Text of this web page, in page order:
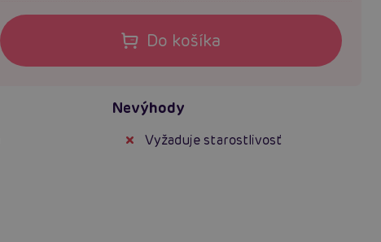
Do košíka
Nevýhody
Vyžaduje starostlivosť